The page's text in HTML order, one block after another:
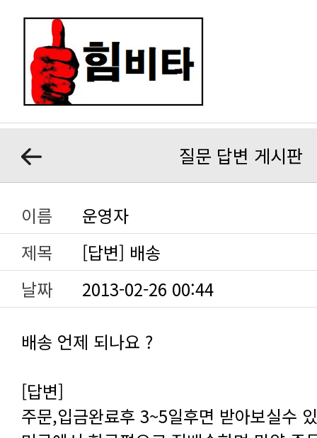
질문 답변 게시판
이름
운영자
제목
[답변] 배송
날짜
2013-02-26 00:44
배송 언제 되나요 ?
[답변]
주문,입금완료후 3~5일후면 받아보실수